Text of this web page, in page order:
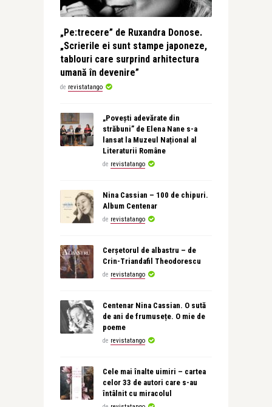
„Pe:trecere” de Ruxandra Donose.
„Scrierile ei sunt stampe japoneze,
tablouri care surprind arhitectura
umană în devenire”
de revistatango
„Povești adevărate din
străbuni” de Elena Nane s-a
lansat la Muzeul Național al
Literaturii Române
de revistatango
Nina Cassian – 100 de chipuri.
Album Centenar
de revistatango
Cerșetorul de albastru – de
Crin-Triandafil Theodorescu
de revistatango
Centenar Nina Cassian. O sută
de ani de frumusețe. O mie de
poeme
de revistatango
Cele mai înalte uimiri – cartea
celor 33 de autori care s-au
întâlnit cu miracolul